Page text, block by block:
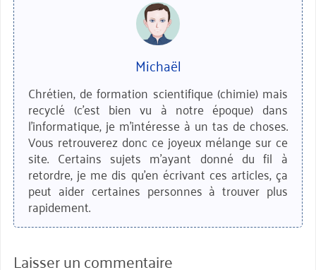
Michaël
Chrétien, de formation scientifique (chimie) mais
recyclé (c'est bien vu à notre époque) dans
l'informatique, je m'intéresse à un tas de choses.
Vous retrouverez donc ce joyeux mélange sur ce
site. Certains sujets m'ayant donné du fil à
retordre, je me dis qu'en écrivant ces articles, ça
peut aider certaines personnes à trouver plus
rapidement.
Laisser un commentaire